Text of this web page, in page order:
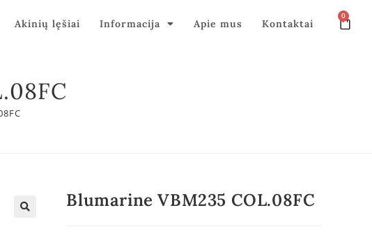
Akinių lęšiai Informacija Apie mus Kontaktai
0
Blumarine VBM235 COL.08FC